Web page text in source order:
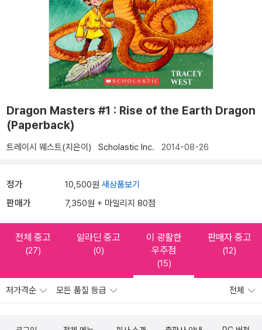
Dragon Masters #1 : Rise of the Earth Dragon
(Paperback)
트레이시 웨스트(지은이) Scholastic Inc. 2014-08-26
정가 10,500원 새상품보기
판매가 7,350원 + 마일리지 80점
전체 중고
(27)
알라딘 중고
(0)
이 광활한
우주점
(15)
판매자 중고
(12)
저가격순 모든 품질 등급 전체